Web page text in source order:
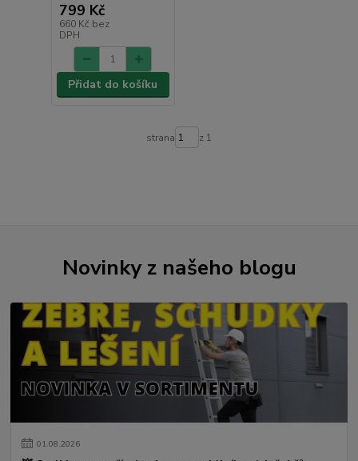
799 Kč
660 Kč bez
DPH
Přidat do košíku
strana z 1
Novinky z našeho blogu
01.08.2026